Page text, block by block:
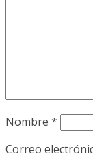
Nombre *
Correo